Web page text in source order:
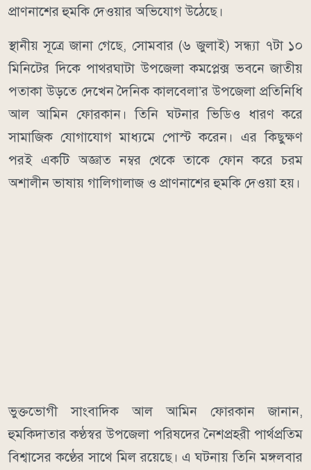
প্রাণনাশের হুমকি দেওয়ার অভিযোগ উঠেছে।
স্থানীয় সূত্রে জানা গেছে, সোমবার (৬ জুলাই) সন্ধ্যা ৭টা ১০
মিনিটের দিকে পাথরঘাটা উপজেলা কমপ্লেক্স ভবনে জাতীয়
পতাকা উড়তে দেখেন দৈনিক কালবেলা’র উপজেলা প্রতিনিধি
আল আমিন ফোরকান। তিনি ঘটনার ভিডিও ধারণ করে
সামাজিক যোগাযোগ মাধ্যমে পোস্ট করেন। এর কিছুক্ষণ
পরই একটি অজ্ঞাত নম্বর থেকে তাকে ফোন করে চরম
অশালীন ভাষায় গালিগালাজ ও প্রাণনাশের হুমকি দেওয়া হয়।
ভুক্তভোগী সাংবাদিক আল আমিন ফোরকান জানান,
হুমকিদাতার কণ্ঠস্বর উপজেলা পরিষদের নৈশপ্রহরী পার্থপ্রতিম
বিশ্বাসের কণ্ঠের সাথে মিল রয়েছে। এ ঘটনায় তিনি মঙ্গলবার